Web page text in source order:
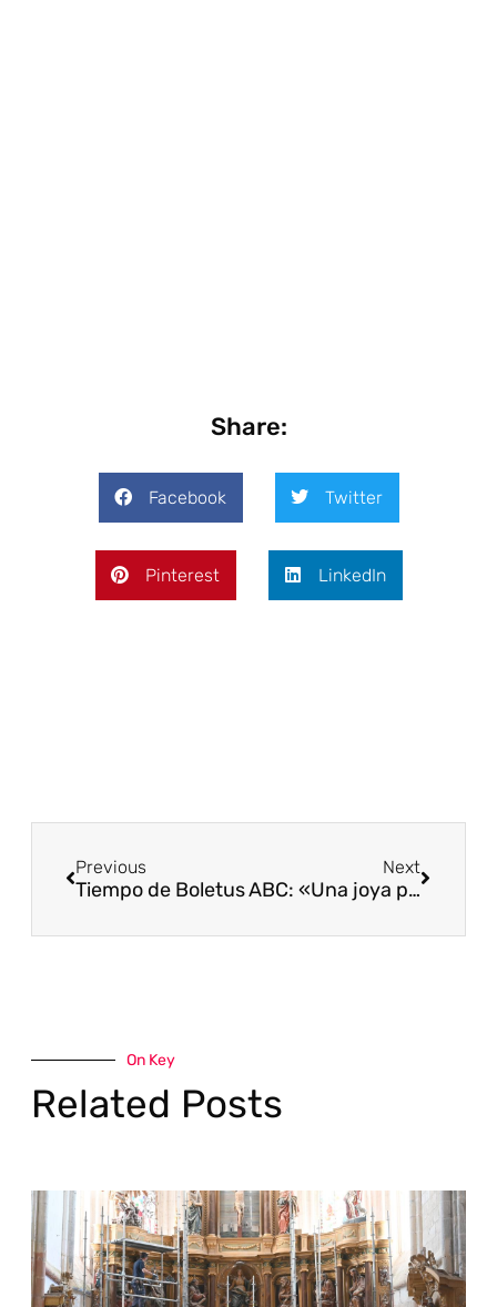
Share:
Facebook Twitter
Pinterest LinkedIn
Previous
Tiempo de Boletus
Next
ABC: «Una joya para la raíz del castellano»
On Key
Related Posts